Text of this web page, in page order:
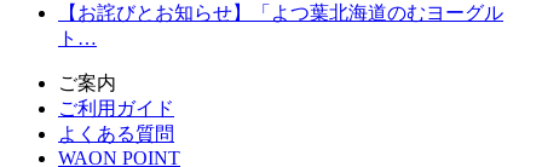
【お詫びとお知らせ】「よつ葉北海道のむヨーグル
ト…
ご案内
ご利用ガイド
よくある質問
WAON POINT